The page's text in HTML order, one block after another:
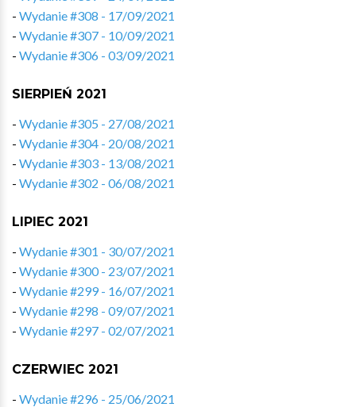
- Wydanie #308 - 17/09/2021
- Wydanie #307 - 10/09/2021
- Wydanie #306 - 03/09/2021
SIERPIEŃ 2021
- Wydanie #305 - 27/08/2021
- Wydanie #304 - 20/08/2021
- Wydanie #303 - 13/08/2021
- Wydanie #302 - 06/08/2021
LIPIEC 2021
- Wydanie #301 - 30/07/2021
- Wydanie #300 - 23/07/2021
- Wydanie #299 - 16/07/2021
- Wydanie #298 - 09/07/2021
- Wydanie #297 - 02/07/2021
CZERWIEC 2021
- Wydanie #296 - 25/06/2021